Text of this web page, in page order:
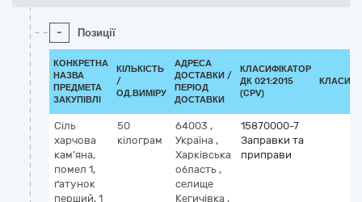
- Позиції
КОНКРЕТНА
НАЗВА
ПРЕДМЕТА
ЗАКУПІВЛІ
КІЛЬКІСТЬ
/
ОД.ВИМІРУ
АДРЕСА
ДОСТАВКИ /
ПЕРІОД
ДОСТАВКИ
КЛАСИФІКАТОР
ДК 021:2015
(CPV)
Сіль
харчова
кам'яна,
помел 1,
ґатунок
перший, 1
50
кілограм
64003 ,
Україна ,
Харківська
область ,
селище
Кегичівка ,
15870000-7
Заправки та
приправи